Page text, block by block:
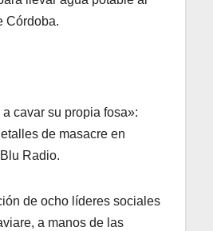
Córdoba.
cavar su propia fosa»:
de masacre en
Radio.
de ocho líderes sociales
a manos de las